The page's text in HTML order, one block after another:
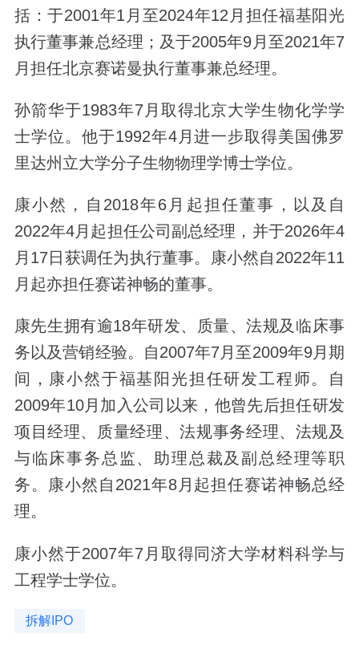
括：于2001年1月至2024年12月担任福基阳光
执行董事兼总经理；及于2005年9月至2021年7
月担任北京赛诺曼执行董事兼总经理。
孙箭华于1983年7月取得北京大学生物化学学
士学位。他于1992年4月进一步取得美国佛罗
里达州立大学分子生物物理学博士学位。
康小然，自2018年6月起担任董事，以及自
2022年4月起担任公司副总经理，并于2026年4
月17日获调任为执行董事。康小然自2022年11
月起亦担任赛诺神畅的董事。
康先生拥有逾18年研发、质量、法规及临床事
务以及营销经验。自2007年7月至2009年9月期
间，康小然于福基阳光担任研发工程师。自
2009年10月加入公司以来，他曾先后担任研发
项目经理、质量经理、法规事务经理、法规及
与临床事务总监、助理总裁及副总经理等职
务。康小然自2021年8月起担任赛诺神畅总经
理。
康小然于2007年7月取得同济大学材料科学与
工程学士学位。
拆解IPO